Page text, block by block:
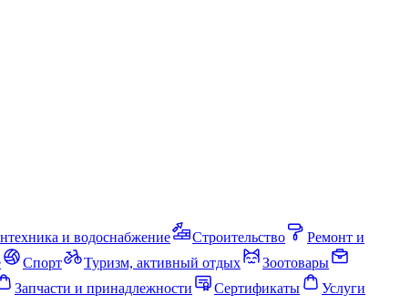
и водоснабжение Строительство
Ремонт и
Спорт Туризм, активный отдых
Зоотовары
Запчасти и принадлежности Сертификаты
Услуги